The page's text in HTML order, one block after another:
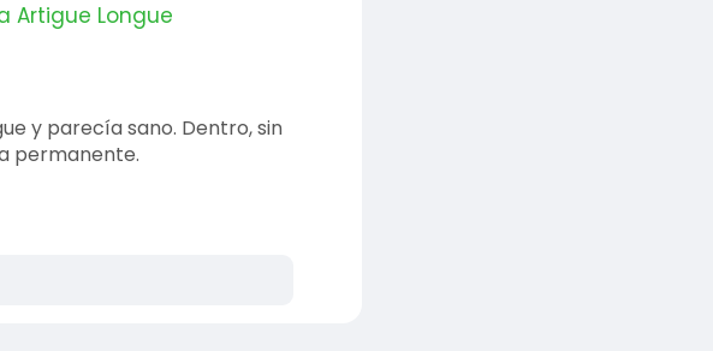
Artigue Longue
y parecía sano. Dentro, sin
permanente.